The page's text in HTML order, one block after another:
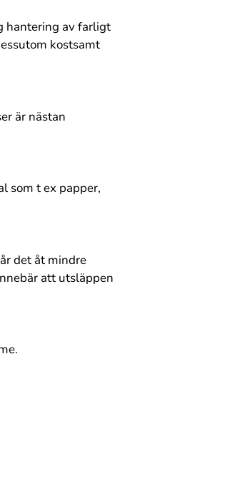
hantering av farligt
kostsamt
är nästan
som t ex papper,
det åt mindre
att utsläppen